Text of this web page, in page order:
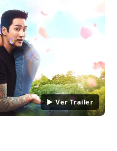
▶ Ver Trailer